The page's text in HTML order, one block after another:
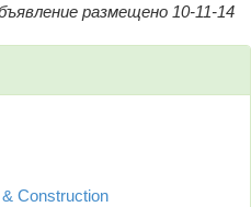
размещено 10-11-14
Construction